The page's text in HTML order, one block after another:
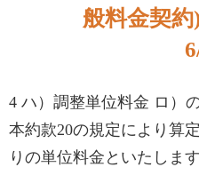
般料金契
4 ハ）調整単位料金 ロ）
本約款20の規定により算
りの単位料金といたしま